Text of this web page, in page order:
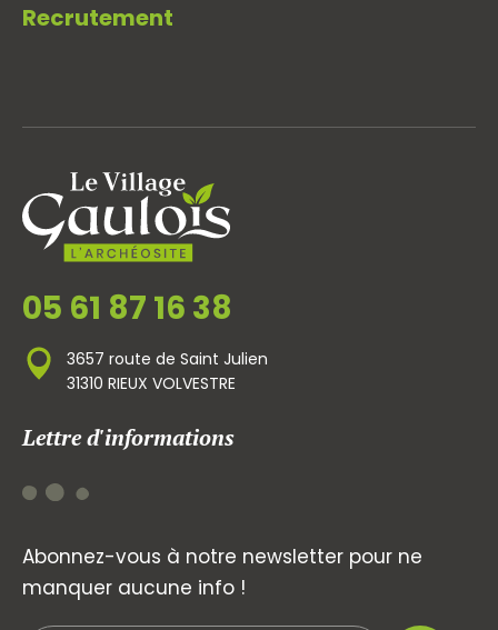
Recrutement
05 61 87 16 38
3657 route de Saint Julien
31310 RIEUX VOLVESTRE
Lettre d'informations
Abonnez-vous à notre newsletter pour ne
manquer aucune info !